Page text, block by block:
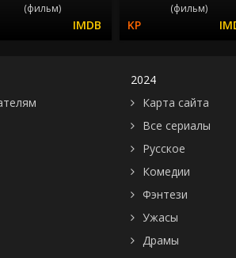
(фильм) (фильм)
2024
Карта сайта
Все сериалы
Русское
Комедии
Фэнтези
Ужасы
Драмы